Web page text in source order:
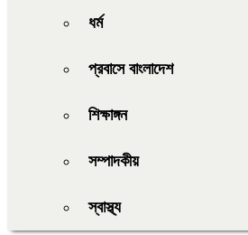
ধর্ম
প্রবাসে বাংলাদেশ
শিক্ষাঙ্গন
সম্পাদকীয়
স্বাস্থ্য